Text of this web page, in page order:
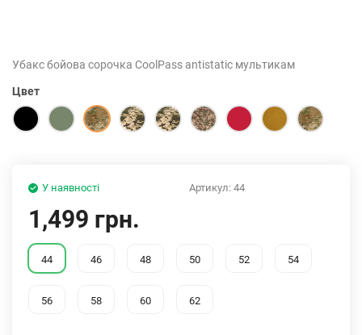
Убакс бойова сорочка CoolPass antistatic мультикам
Цвет
Артикул: 44
У наявності
1,499 грн.
44 46 48 50 52 54
56 58 60 62